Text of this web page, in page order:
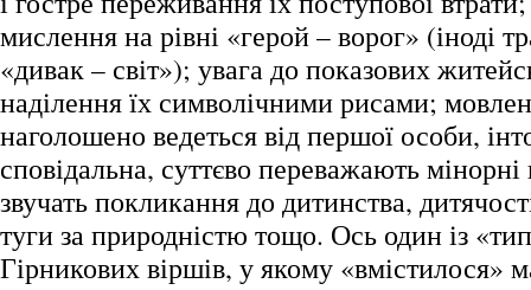
мислення на рівні «герой – ворог» (іноді
«дивак – світ»); увага до показових
наділення їх символічними рисами;
наголошено ведеться від першої особи,
сповідальна, суттєво переважають мінорні
звучать покликання до дитинства,
туги за природністю тощо. Ось один із
Гірникових віршів, у якому «вмістилося»